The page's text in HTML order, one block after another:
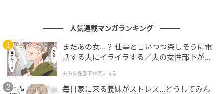
もぐナビニュース
北海道バターと北海道牛乳を使用した生地を蒸し上
げ、溶かしバターで仕上げました。 カロリー：
259kcal
人気連載マンガランキング
またあの女…？ 仕事と言いつつ楽しそうに電
話する夫にイライラする／夫の女性部下が気
夫の女性部下が気になる
毎日家に来る義妹がストレス…どうしてみん